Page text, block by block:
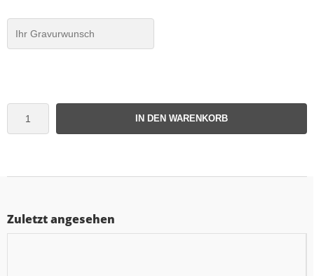
IN DEN WARENKORB
Zuletzt angesehen